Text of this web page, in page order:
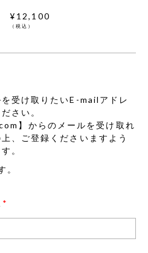
¥12,100
（税込）
受け取りたいE-mailアドレ
さい。
】からのメールを受け取れ
、ご登録くださいますよう
。
。
*